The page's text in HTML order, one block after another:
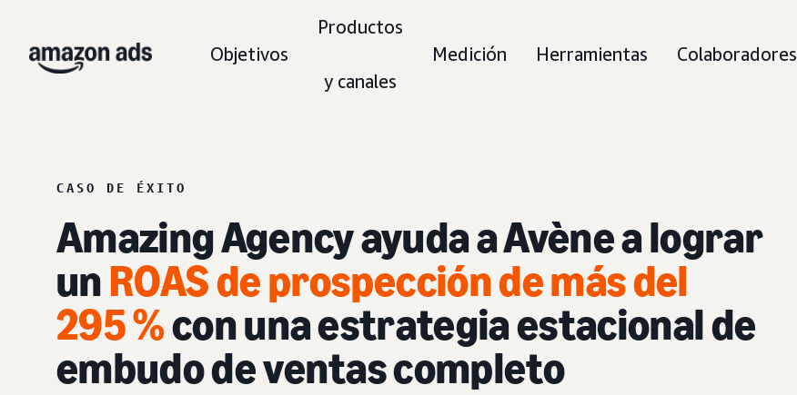
Objetivos
Productos
y canales
Medición Herramientas Colaboradores
CASO DE ÉXITO
Amazing Agency ayuda a Avène a lograr
unROAS de prospección de más del
295 %con una estrategia estacional de
embudo de ventas completo